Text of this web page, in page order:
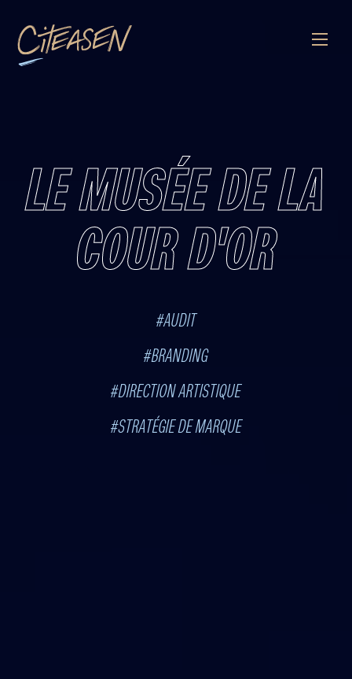
LE MUSÉE DE LA
COUR D'OR
#AUDIT
#BRANDING
#DIRECTION ARTISTIQUE
#STRATÉGIE DE MARQUE